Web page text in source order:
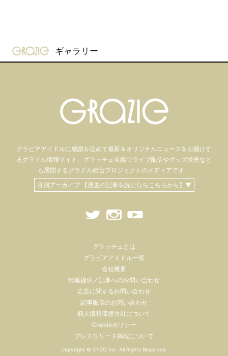
gravure-grazie
ギャラリー
グラビアアイドルに感謝を込めて最新＆オリジナルニュースをお届けす
るグラドル情報サイト。 グラッチェ名義でライブ配信やグッズ販売など
も 展開するグラドル総合プロジェクトのメディアです。
月別アーカイブ 【過去の記事を読むならこちらから】▼
グラッチェとは
グラビアアイドル一覧
会社概要
情報提供／記事へのお問い合わせ
広告に関するお問い合わせ
記事配信のお問い合わせ
個人情報保護方針について
Cookieポリシー
プレスリリース掲載について
Copyright © CYZO Inc. All Rights Reserved.